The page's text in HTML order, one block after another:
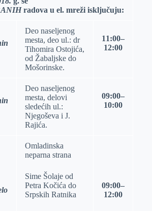
radova u el. mreži isklјučuju:
Deo naselјenog
mesta, deo ul.: dr
Tihomira Ostojića,
od Žabalјske do
Mošorinske.
11:00–
12:00
Deo naselјenog
mesta, delovi
sledećih ul.:
Nјegoševa i J.
Rajića.
09:00–
10:00
Omladinska
neparna strana
Sime Šolaje od
Petra Kočića do
Srpskih Ratnika
09:00–
12:00